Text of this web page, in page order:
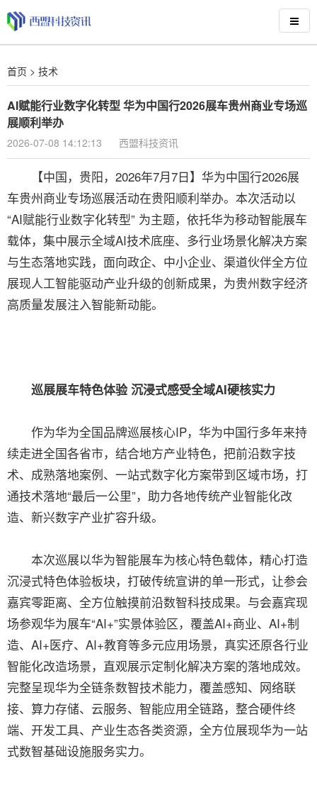
首页 > 技术
AI赋能行业数字化转型 华为中国行2026展车贵州商业专场巡
展顺利举办
2026-07-08 14:12:13 西盟科技资讯
【中国，贵阳，2026年7月7日】华为中国行2026展
车贵州商业专场巡展活动在贵阳顺利举办。本次活动以
“AI赋能行业数字化转型” 为主题，依托华为移动智能展车
载体，集中展示全域AI技术底座、多行业场景化解决方案
与生态落地实践，面向政企、中小企业、渠道伙伴全方位
展现人工智能驱动产业升级的创新成果，为贵州数字经济
高质量发展注入智能新动能。
巡展展车特色体验 沉浸式感受全域AI硬核实力
作为华为全国品牌巡展核心IP，华为中国行多年来持
续走进全国各省市，结合地方产业特色，把前沿数字技
术、成熟落地案例、一站式数字化方案带到区域市场，打
通技术落地“最后一公里”，助力各地传统产业智能化改
造、新兴数字产业扩容升级。
本次巡展以华为智能展车为核心特色载体，精心打造
沉浸式特色体验板块，打破传统宣讲的单一形式，让参会
嘉宾零距离、全方位触摸前沿数智科技成果。与会嘉宾现
场参观华为展车“AI+”实景体验区，覆盖AI+商业、AI+制
造、AI+医疗、AI+教育等多元应用场景，真实还原各行业
智能化改造场景，直观展示定制化解决方案的落地成效。
完整呈现华为全链条数智技术能力，覆盖感知、网络联
接、算力存储、云服务、智能应用全链路，整合硬件终
端、开发工具、产业生态各类资源，全方位展现华为一站
式数智基础设施服务实力。